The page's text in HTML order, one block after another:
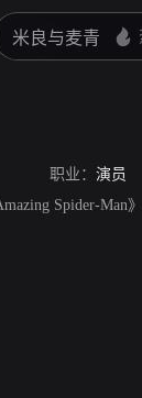
职业： 演员
Spider-Man